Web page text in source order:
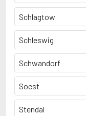
Schlagtow
Schleswig
Schwandorf
Soest
Stendal